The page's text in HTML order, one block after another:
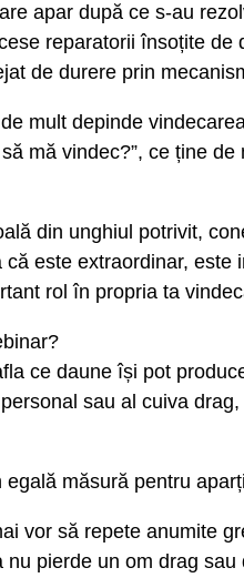
apar după ce s-au
reparatorii însoțite
de durere prin
mult depinde
mă vindec?”, ce ține
din unghiul potrivit,
este extraordinar, este
rol în propria ta
ce daune își pot
sau al cuiva
măsură pentru
vor să repete anumite
nu pierde un om drag